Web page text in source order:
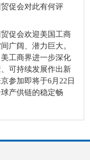
促会对此有何评
促会欢迎美国工商
广阔、潜力巨大。
工商界进一步深化
可持续发展作出新
参加即将于6月22日
产供链的稳定畅